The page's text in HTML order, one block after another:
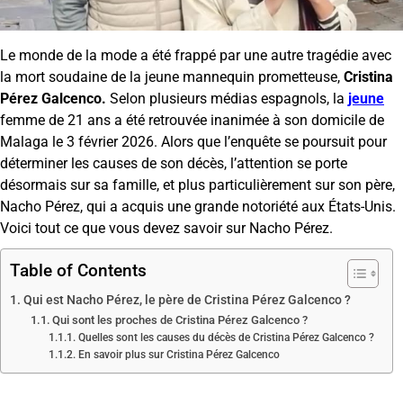
Le monde de la mode a été frappé par une autre tragédie avec
la mort soudaine de la jeune mannequin prometteuse, Cristina
Pérez Galcenco. Selon plusieurs médias espagnols, la jeune
femme de 21 ans a été retrouvée inanimée à son domicile de
Malaga le 3 février 2026. Alors que l’enquête se poursuit pour
déterminer les causes de son décès, l’attention se porte
désormais sur sa famille, et plus particulièrement sur son père,
Nacho Pérez, qui a acquis une grande notoriété aux États-Unis.
Voici tout ce que vous devez savoir sur Nacho Pérez.
Table of Contents
Qui est Nacho Pérez, le père de Cristina Pérez Galcenco ?
Qui sont les proches de Cristina Pérez Galcenco ?
Quelles sont les causes du décès de Cristina Pérez Galcenco ?
En savoir plus sur Cristina Pérez Galcenco